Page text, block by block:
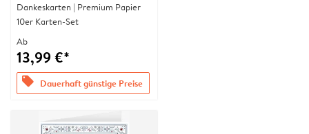
Dankeskarten | Premium Papier
10er Karten-Set
Ab
13,99 €*
offers Dauerhaft günstige Preise